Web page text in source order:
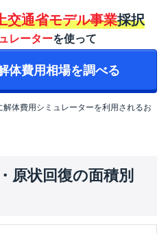
交通省モデル事業採択
レーターを使って
体費用相場を調べる
体費用シミュレーターを利用されるお
原状回復の面積別